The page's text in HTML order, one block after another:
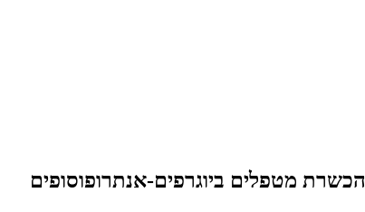
הכשרת מטפלים ביוגרפים-אנתרופוסופים